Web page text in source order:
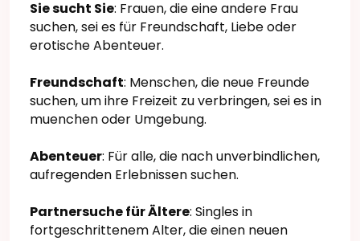
Sie sucht Sie: Frauen, die eine andere Frau
suchen, sei es für Freundschaft, Liebe oder
erotische Abenteuer.
Freundschaft: Menschen, die neue Freunde
suchen, um ihre Freizeit zu verbringen, sei es in
muenchen oder Umgebung.
Abenteuer: Für alle, die nach unverbindlichen,
aufregenden Erlebnissen suchen.
Partnersuche für Ältere: Singles in
fortgeschrittenem Alter, die einen neuen